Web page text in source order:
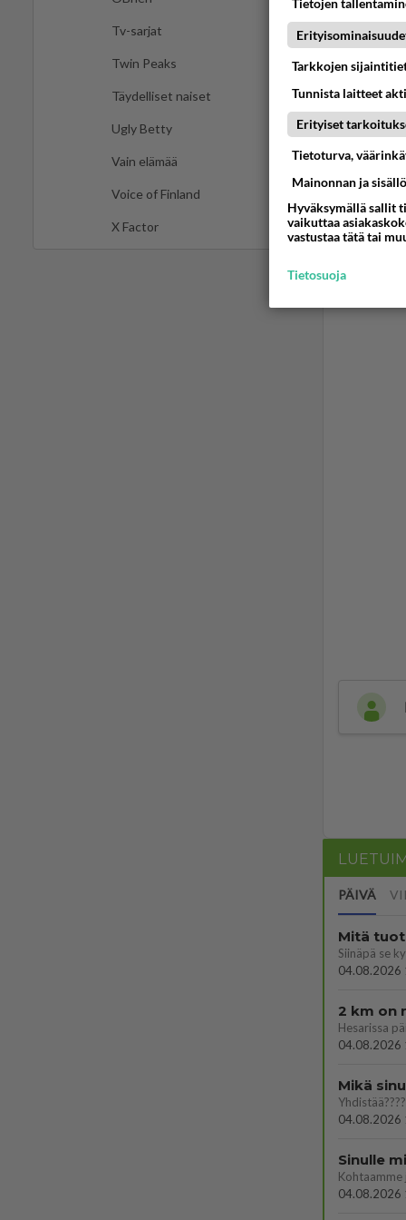
Tv-sarjat
Twin Peaks
Täydelliset naiset
Ugly Betty
Vain elämää
Voice of Finland
X Factor
Tai
PÄIVÄ
Mitä
04.08.2026
2 km on
04.08.2026
Mikä
04.08.2026
Sinulle
Kohtaamme
04.08.2026
Tietojen
Tarkkojen
Tunnista laitteet
Erityiset
Tietoturva,
Mainonnan ja
Hyväksymällä sallit
vaikuttaa
vastustaa tätä tai
Tietosuoja